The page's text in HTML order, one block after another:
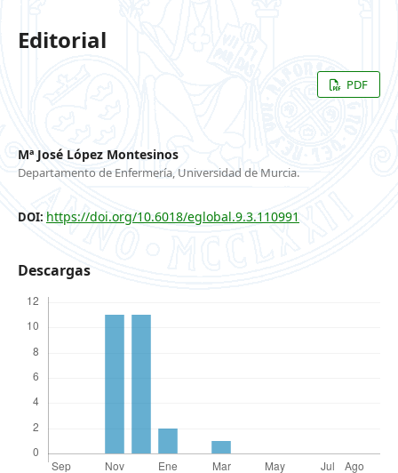
Editorial
PDF
Mª José López Montesinos
Departamento de Enfermería, Universidad de Murcia.
DOI: https://doi.org/10.6018/eglobal.9.3.110991
Descargas